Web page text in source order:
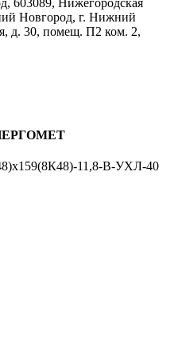
Новгород, г. Нижний
д. 30, помещ. П2 ком. 2,
11,8-В-УХЛ-40